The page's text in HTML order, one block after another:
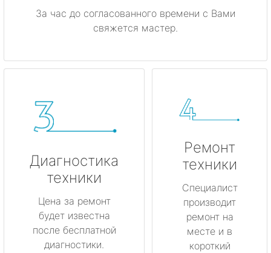
За час до согласованного времени с Вами
свяжется мастер.
Диагностика
техники
Цена за ремонт
будет известна
после бесплатной
диагностики.
Ремонт
техники
Специалист
производит
ремонт на
месте и в
короткий